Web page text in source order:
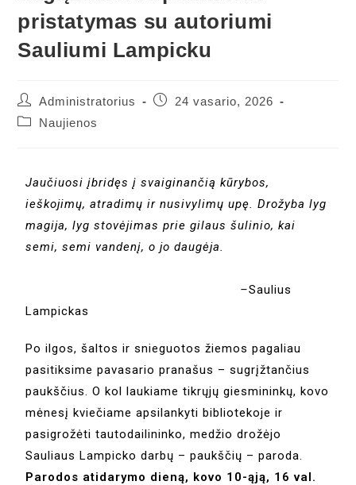
pristatymas su autoriumi
Sauliumi Lampicku
Administratorius
24 vasario, 2026
Naujienos
Jaučiuosi įbridęs į svaiginančią kūrybos,
ieškojimų, atradimų ir nusivylimų upę. Drožyba lyg
magija, lyg stovėjimas prie gilaus šulinio, kai
semi, semi vandenį, o jo daugėja.
–Saulius
Lampickas
Po ilgos, šaltos ir snieguotos žiemos pagaliau
pasitiksime pavasario pranašus – sugrįžtančius
paukščius. O kol laukiame tikrųjų giesmininkų, kovo
mėnesį kviečiame apsilankyti bibliotekoje ir
pasigrožėti tautodailininko, medžio drožėjo
Sauliaus Lampicko darbų – paukščių – paroda.
Parodos atidarymo dieną, kovo 10-ąją, 16 val.